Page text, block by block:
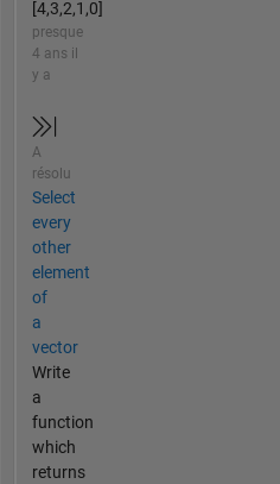
[4,3,2,1,0]
presque
4 ans il
y a
A
résolu
Select
every
other
element
of
a
vector
Write
a
function
which
returns